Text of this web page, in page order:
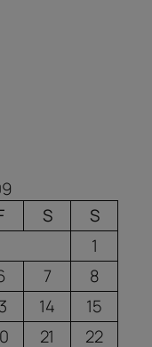
S
S
1
7
8
14
15
21
22